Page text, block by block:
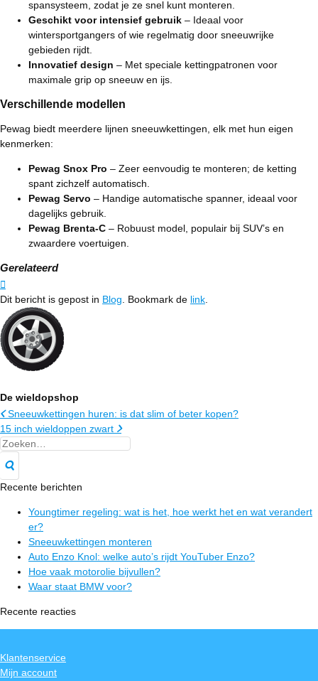
spansysteem, zodat je ze snel kunt monteren.
Geschikt voor intensief gebruik – Ideaal voor
wintersportgangers of wie regelmatig door sneeuwrijke
gebieden rijdt.
Innovatief design – Met speciale kettingpatronen voor
maximale grip op sneeuw en ijs.
Verschillende modellen
Pewag biedt meerdere lijnen sneeuwkettingen, elk met hun eigen
kenmerken:
Pewag Snox Pro – Zeer eenvoudig te monteren; de ketting
spant zichzelf automatisch.
Pewag Servo – Handige automatische spanner, ideaal voor
dagelijks gebruik.
Pewag Brenta-C – Robuust model, populair bij SUV’s en
zwaardere voertuigen.
Gerelateerd
Dit bericht is gepost in Blog . Bookmark de link
De wieldopshop
Sneeuwkettingen huren: is dat slim of beter kopen?
15 inch wieldoppen zwart
Recente berichten
Youngtimer regeling: wat is het, hoe werkt het en wat verandert
er?
Sneeuwkettingen monteren
Auto Enzo Knol: welke auto’s rijdt YouTuber Enzo?
Hoe vaak motorolie bijvullen?
Waar staat BMW voor?
Recente reacties
Klantenservice
Mijn account